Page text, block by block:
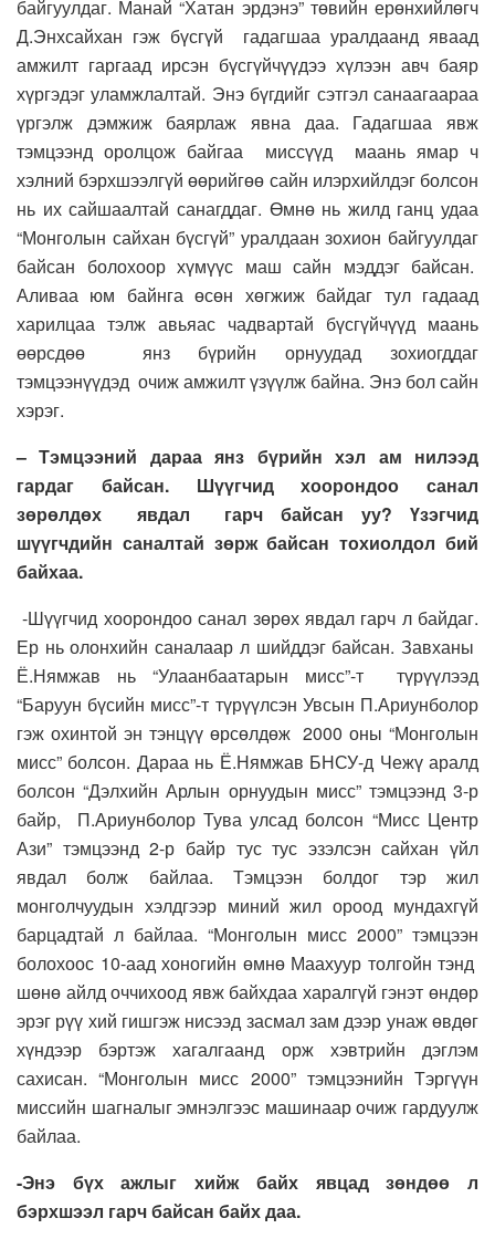
байгуулдаг. Манай “Хатан эрдэнэ” төвийн ерөнхийлөгч
Д.Энхсайхан гэж бүсгүй гадагшаа уралдаанд яваад
амжилт гаргаад ирсэн бүсгүйчүүдээ хүлээн авч баяр
хүргэдэг уламжлалтай. Энэ бүгдийг сэтгэл санаагаараа
үргэлж дэмжиж баярлаж явна даа. Гадагшаа явж
тэмцээнд оролцож байгаа миссүүд маань ямар ч
хэлний бэрхшээлгүй өөрийгөө сайн илэрхийлдэг болсон
нь их сайшаалтай санагддаг. Өмнө нь жилд ганц удаа
“Монголын сайхан бүсгүй” уралдаан зохион байгуулдаг
байсан болохоор хүмүүс маш сайн мэддэг байсан.
Аливаа юм байнга өсөн хөгжиж байдаг тул гадаад
харилцаа тэлж авьяас чадвартай бүсгүйчүүд маань
өөрсдөө янз бүрийн орнуудад зохиогддаг
тэмцээнүүдэд очиж амжилт үзүүлж байна. Энэ бол сайн
хэрэг.
– Тэмцээний дараа янз бүрийн хэл ам нилээд
гардаг байсан. Шүүгчид хоорондоо санал
зөрөлдөх явдал гарч байсан уу? Үзэгчид
шүүгчдийн саналтай зөрж байсан тохиолдол бий
байхаа.
-Шүүгчид хоорондоо санал зөрөх явдал гарч л байдаг.
Ер нь олонхийн саналаар л шийддэг байсан. Завханы
Ё.Нямжав нь “Улаанбаатарын мисс”-т түрүүлээд
“Баруун бүсийн мисс”-т түрүүлсэн Увсын П.Ариунболор
гэж охинтой эн тэнцүү өрсөлдөж 2000 оны “Монголын
мисс” болсон. Дараа нь Ё.Нямжав БНСУ-д Чежү аралд
болсон “Дэлхийн Арлын орнуудын мисс” тэмцээнд 3-р
байр, П.Ариунболор Тува улсад болсон “Мисс Центр
Ази” тэмцээнд 2-р байр тус тус эзэлсэн сайхан үйл
явдал болж байлаа. Тэмцээн болдог тэр жил
монголчуудын хэлдгээр миний жил ороод мундахгүй
барцадтай л байлаа. “Монголын мисс 2000” тэмцээн
болохоос 10-аад хоногийн өмнө Маахуур толгойн тэнд
шөнө айлд оччихоод явж байхдаа харалгүй гэнэт өндөр
эрэг рүү хий гишгэж нисээд засмал зам дээр унаж өвдөг
хүндээр бэртэж хагалгаанд орж хэвтрийн дэглэм
сахисан. “Монголын мисс 2000” тэмцээнийн Тэргүүн
миссийн шагналыг эмнэлгээс машинаар очиж гардуулж
байлаа.
-Энэ бүх ажлыг хийж байх явцад зөндөө л
бэрхшээл гарч байсан байх даа.